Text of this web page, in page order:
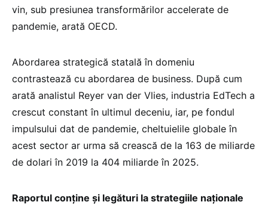
vin, sub presiunea transformărilor accelerate de
pandemie, arată OECD.
Abordarea strategică statală în domeniu
contrastează cu abordarea de business. După cum
arată analistul Reyer van der Vlies, industria EdTech a
crescut constant în ultimul deceniu, iar, pe fondul
impulsului dat de pandemie, cheltuielile globale în
acest sector ar urma să crească de la 163 de miliarde
de dolari în 2019 la 404 miliarde în 2025.
Raportul conține și legături la strategiile naționale